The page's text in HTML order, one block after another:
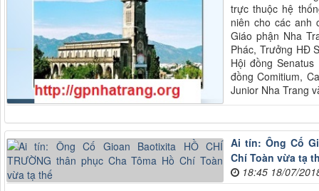
trực thuộc hệ
niên cho các anh
Giáo phận Nha
Phác, Trưởng HĐ
Hội đồng
đồng Comitium,
Junior Nha Trang
Ai tín: Ông Cố
Chí Toàn vừa tạ
18:45 18/07/